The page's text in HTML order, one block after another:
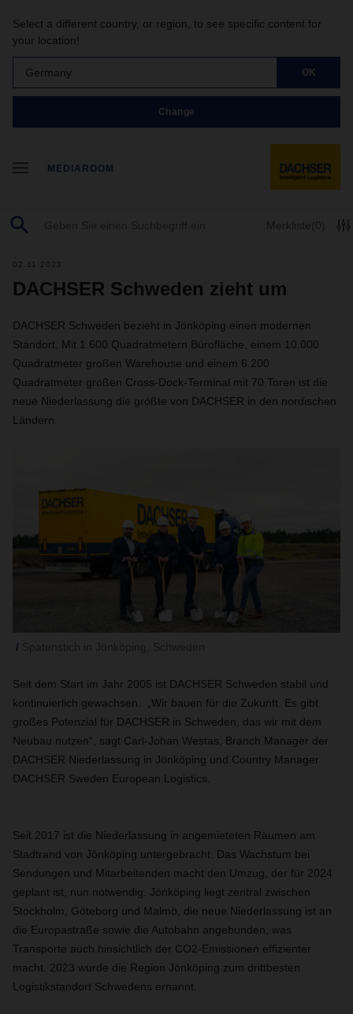
Select a different country, or region, to see specific content for
your location!
Germany OK
Change
MEDIAROOM
Merkliste(0)
02.11.2023
DACHSER Schweden zieht um
DACHSER Schweden bezieht in Jönköping einen modernen
Standort. Mit 1.600 Quadratmetern Bürofläche, einem 10.000
Quadratmeter großen Warehouse und einem 6.200
Quadratmeter großen Cross-Dock-Terminal mit 70 Toren ist die
neue Niederlassung die größte von DACHSER in den nordischen
Ländern.
Seit dem Start im Jahr 2005 ist DACHSER Schweden stabil und
kontinuierlich gewachsen. „Wir bauen für die Zukunft. Es gibt
großes Potenzial für DACHSER in Schweden, das wir mit dem
Neubau nutzen“, sagt Carl-Johan Westas, Branch Manager der
DACHSER Niederlassung in Jönköping und Country Manager
DACHSER Sweden European Logistics.
Seit 2017 ist die Niederlassung in angemieteten Räumen am
Stadtrand von Jönköping untergebracht. Das Wachstum bei
Sendungen und Mitarbeitenden macht den Umzug, der für 2024
geplant ist, nun notwendig. Jönköping liegt zentral zwischen
Stockholm, Göteborg und Malmö, die neue Niederlassung ist an
die Europastraße sowie die Autobahn angebunden, was
Transporte auch hinsichtlich der CO2-Emissionen effizienter
macht. 2023 wurde die Region Jönköping zum drittbesten
Logistikstandort Schwedens ernannt.